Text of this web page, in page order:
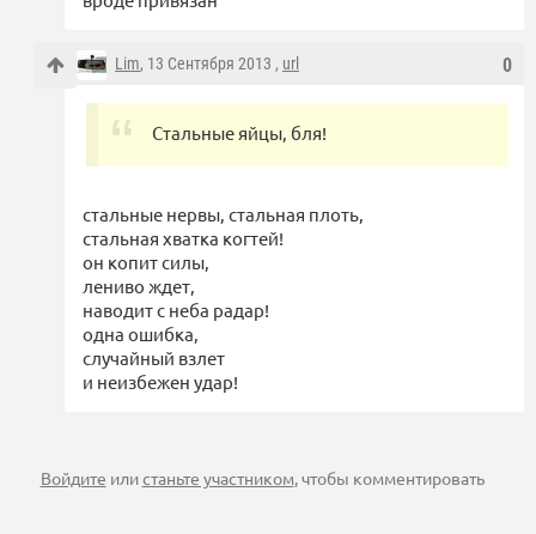
0
Lim, 13 Сентября 2013 , url
Стальные яйцы, бля!
стальные нервы, стальная плоть,
стальная хватка когтей!
он копит силы,
лениво ждет,
наводит с неба радар!
одна ошибка,
случайный взлет
и неизбежен удар!
Войдите илистаньте участником, чтобы комментировать